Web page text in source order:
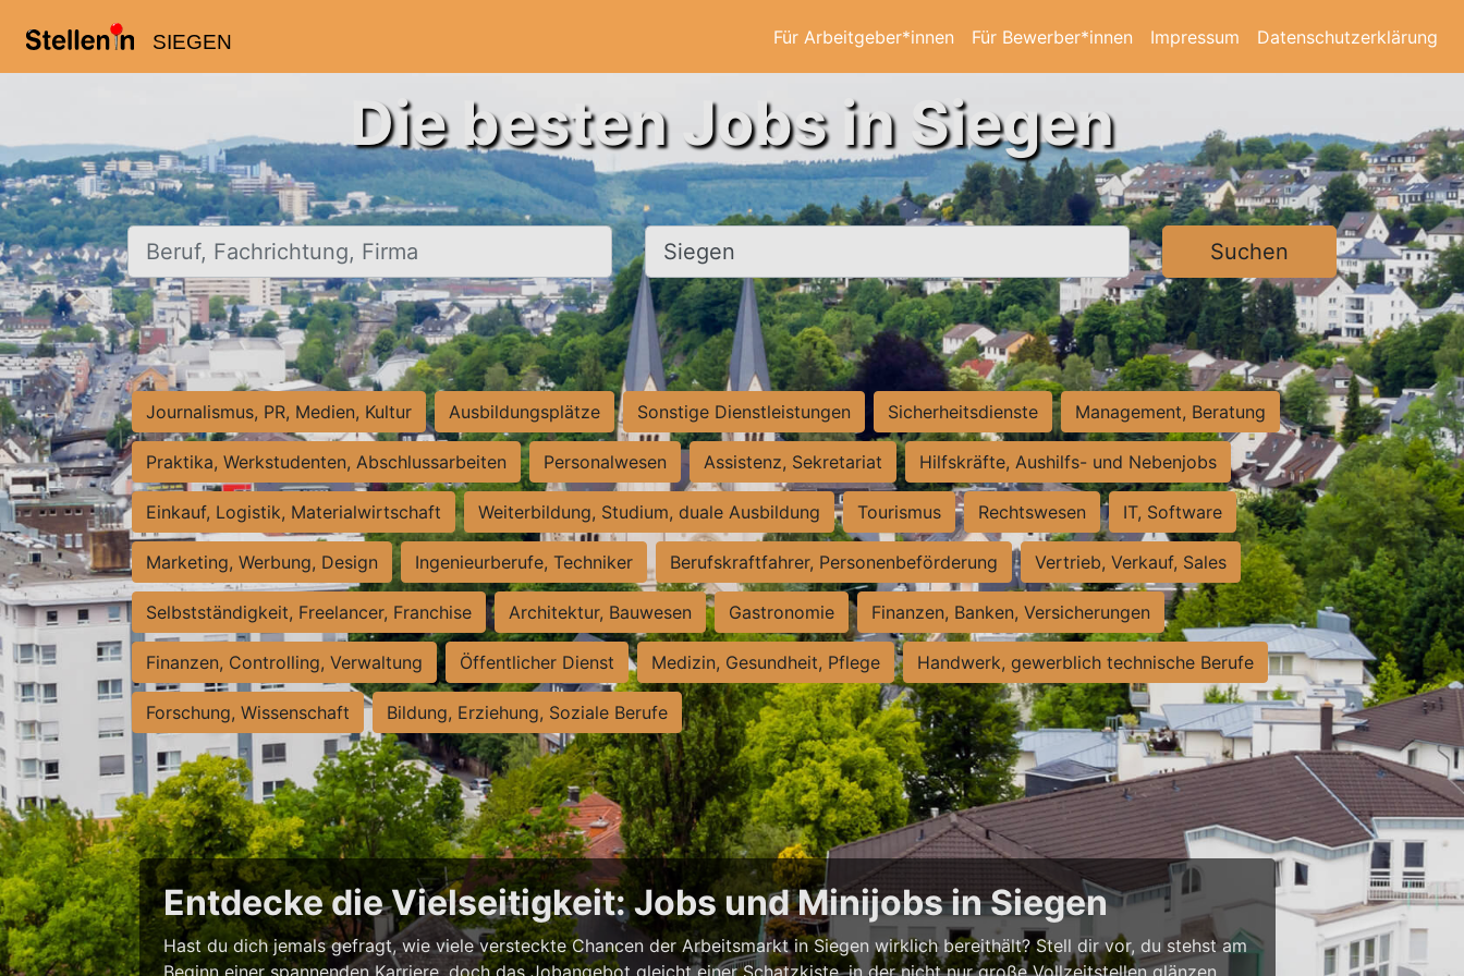
SIEGEN Für Arbeitgeber*innen Für Bewerber*innen Impressum Datenschutzerklärung
Die besten Jobs in Siegen
Beruf, Fachrichtung, Firma Ort, Stadt Suchen
Journalismus, PR, Medien, Kultur Ausbildungsplätze Sonstige Dienstleistungen Sicherheitsdienste Management, Beratung
Praktika, Werkstudenten, Abschlussarbeiten Personalwesen Assistenz, Sekretariat Hilfskräfte, Aushilfs- und Nebenjobs
Einkauf, Logistik, Materialwirtschaft Weiterbildung, Studium, duale Ausbildung Tourismus Rechtswesen IT, Software
Marketing, Werbung, Design Ingenieurberufe, Techniker Berufskraftfahrer, Personenbeförderung Vertrieb, Verkauf, Sales
Selbstständigkeit, Freelancer, Franchise Architektur, Bauwesen Gastronomie Finanzen, Banken, Versicherungen
Finanzen, Controlling, Verwaltung Öffentlicher Dienst Medizin, Gesundheit, Pflege Handwerk, gewerblich technische Berufe
Forschung, Wissenschaft Bildung, Erziehung, Soziale Berufe
Entdecke die Vielseitigkeit: Jobs und Minijobs in Siegen
Hast du dich jemals gefragt, wie viele versteckte Chancen der Arbeitsmarkt in Siegen wirklich bereithält? Stell dir vor, du stehst am